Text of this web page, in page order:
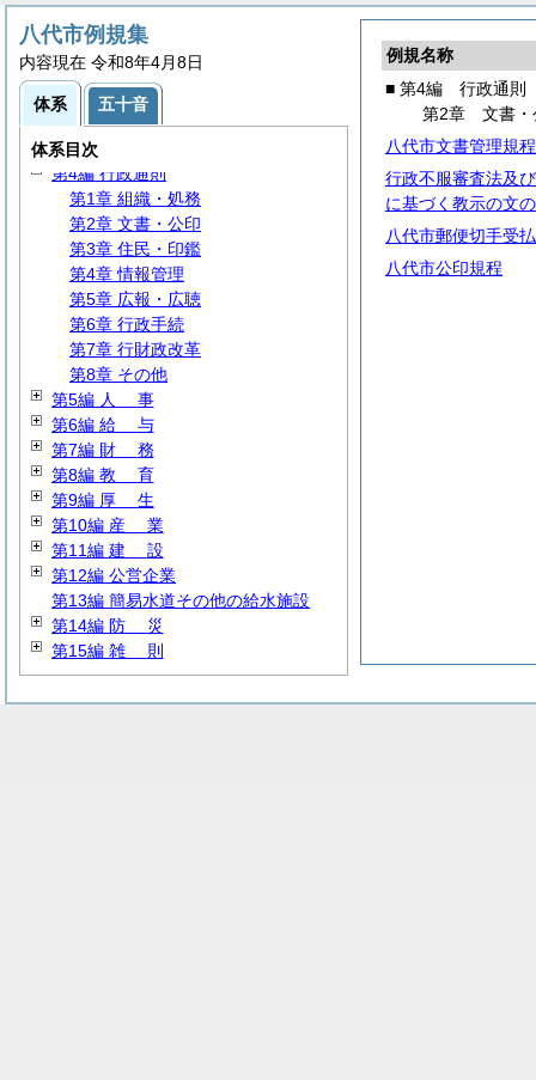
例規名称
■ 第4編 行政通則
第2章 文書・
八代市文書管理規程
行政不服審査法及
に基づく教示の文
八代市郵便切手受
八代市公印規程
八代市例規集
内容現在 令和8年4月8日
体系 五十音
体系目次
第1編総規
第2編議会
第3編 行政委員会・委員
第4編 行政通則
第1章 組織・処務
第2章 文書・公印
第3章 住民・印鑑
第4章 情報管理
第5章 広報・広聴
第6章 行政手続
第7章 行財政改革
第8章 その他
第5編 人 事
第6編 給 与
第7編 財 務
第8編 教 育
第9編 厚 生
第10編 産 業
第11編 建 設
第12編 公営企業
第13編 簡易水道その他の給水施設
第14編 防 災
第15編 雑 則